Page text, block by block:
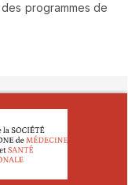
programmes de